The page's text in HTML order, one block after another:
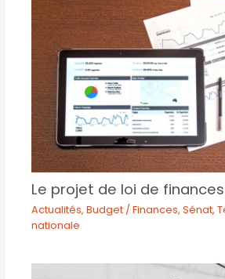
Le projet de loi de finances
Actualités,Budget / Finances,Sénat,
nationale